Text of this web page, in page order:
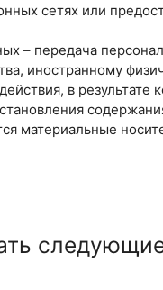
сетях или
– передача
иностранному
в
материальные